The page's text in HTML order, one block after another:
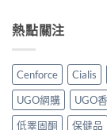
熱點關注
Cenforce Cialis
UGO網購
UGO
低睪固酮
保健品